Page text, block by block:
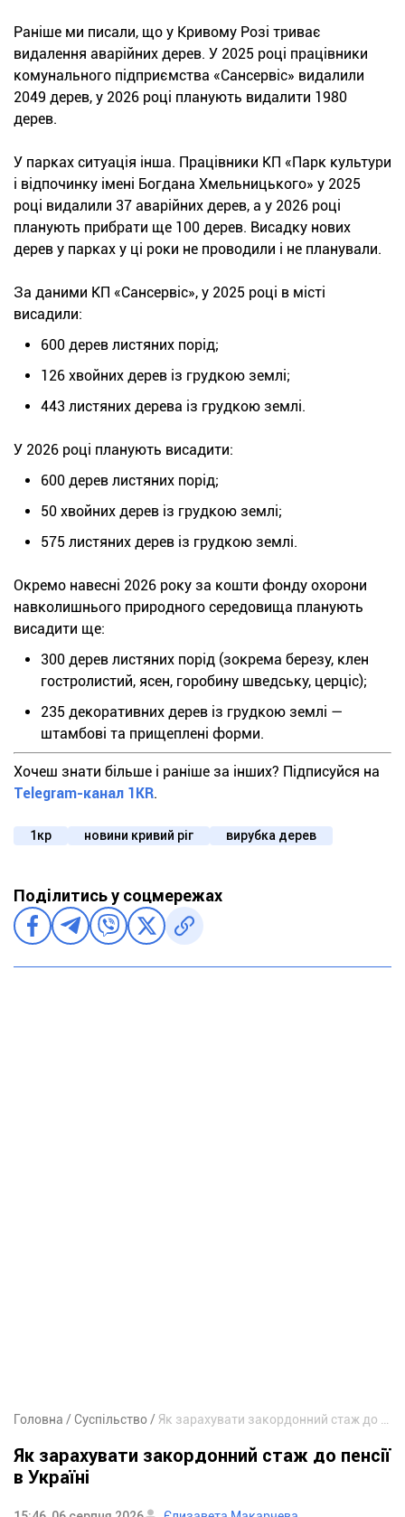
Раніше ми писали, що у Кривому Розі триває
видалення аварійних дерев. У 2025 році працівники
комунального підприємства «Сансервіс» видалили
2049 дерев, у 2026 році планують видалити 1980
дерев.
У парках ситуація інша. Працівники КП «Парк культури
і відпочинку імені Богдана Хмельницького» у 2025
році видалили 37 аварійних дерев, а у 2026 році
планують прибрати ще 100 дерев. Висадку нових
дерев у парках у ці роки не проводили і не планували.
За даними КП «Сансервіс», у 2025 році в місті
висадили:
600 дерев листяних порід;
126 хвойних дерев із грудкою землі;
443 листяних дерева із грудкою землі.
У 2026 році планують висадити:
600 дерев листяних порід;
50 хвойних дерев із грудкою землі;
575 листяних дерев із грудкою землі.
Окремо навесні 2026 року за кошти фонду охорони
навколишнього природного середовища планують
висадити ще:
300 дерев листяних порід (зокрема березу, клен
гостролистий, ясен, горобину шведську, церціс);
235 декоративних дерев із грудкою землі —
штамбові та прищеплені форми.
Хочеш знати більше і раніше за інших? Підписуйся на
Telegram-канал 1KR.
1кр новини кривий ріг вирубка дерев
Поділитись у соцмережах
Головна Суспільство
Як зарахувати закордонний стаж до пенсії
в Україні